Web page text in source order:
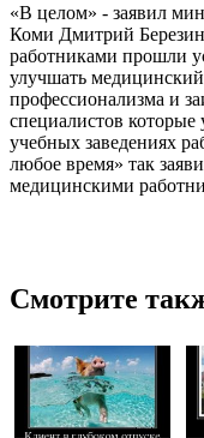
«В целом» - заявил
Коми Дмитрий
работниками прошли
улучшать
профессионализма и
специалистов
учебных заведениях
любое время» так
медицинскими
Смотрите